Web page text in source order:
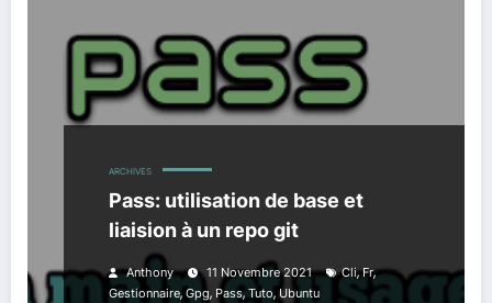
ARCHIVES
Pass: utilisation de base et
liaision à un repo git
Anthony 11 Novembre 2021 Cli,Fr,
Gestionnaire, Gpg, Pass, Tuto, Ubuntu